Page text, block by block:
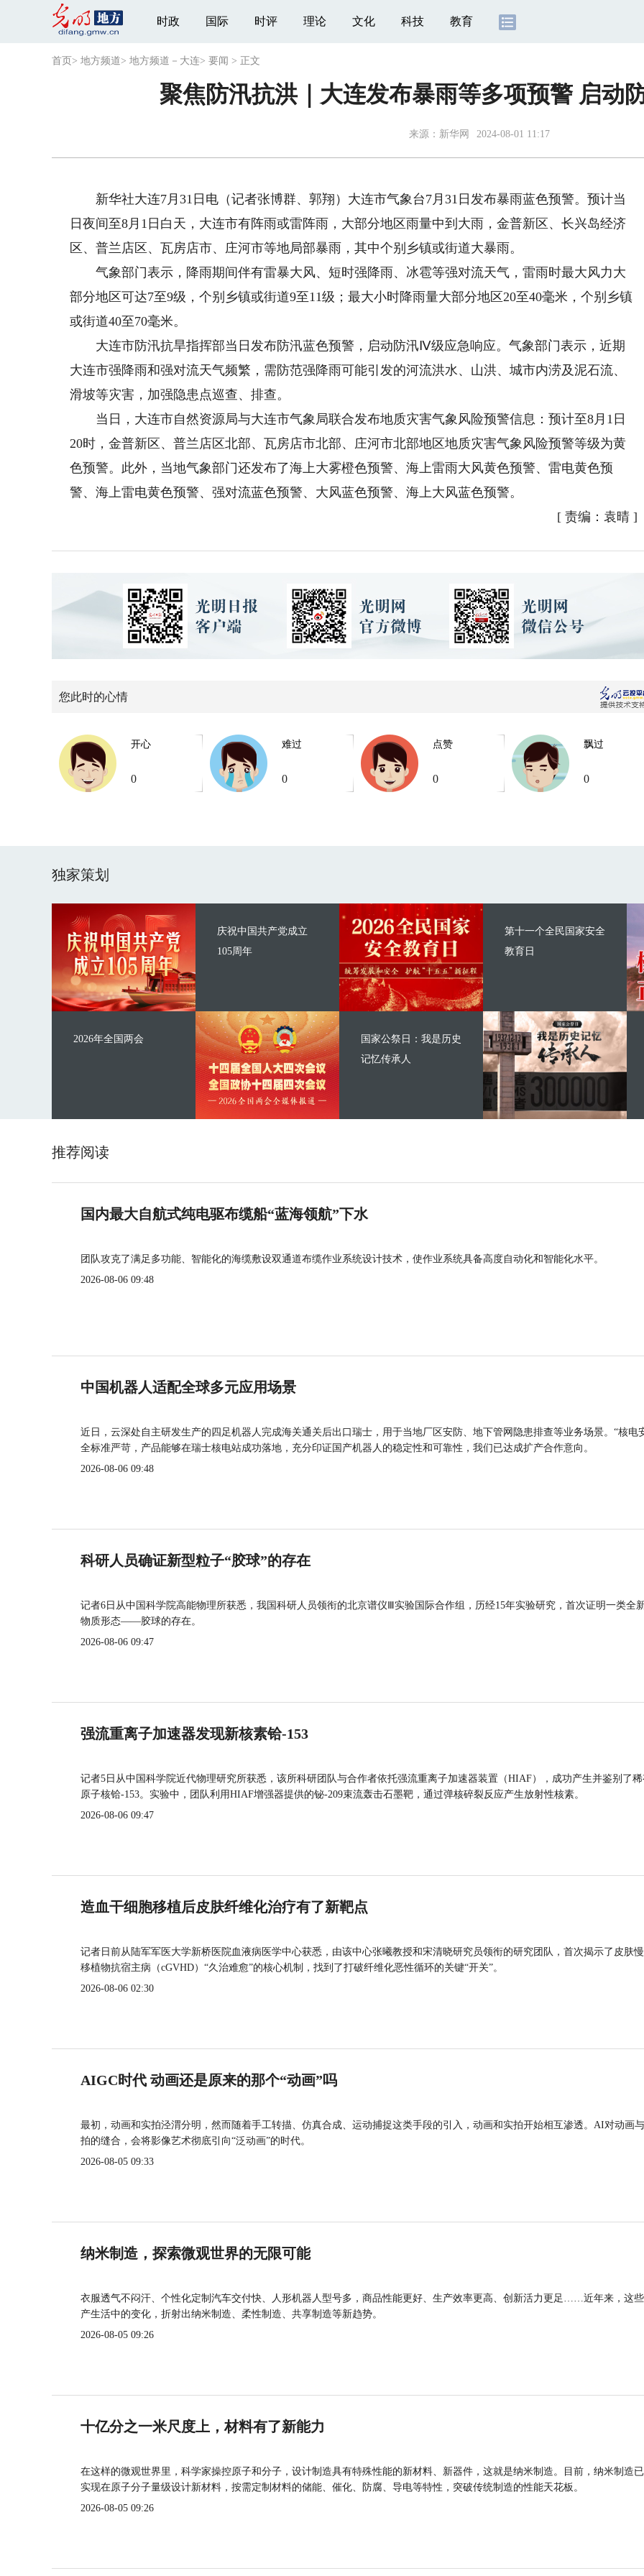
时政 国际 时评 理论 文化 科技 教育
首页 > 地方频道> 地方频道－大连> 要闻 > 正文
聚焦防汛抗洪｜大连发布暴雨等多项预警 启动
来源： 新华网 2024-08-01 11:17
新华社大连7月31日电（记者张博群、郭翔）大连市气象台7月31日发布暴雨蓝色预警。预计当
日夜间至8月1日白天，大连市有阵雨或雷阵雨，大部分地区雨量中到大雨，金普新区、长兴岛经济
区、普兰店区、瓦房店市、庄河市等地局部暴雨，其中个别乡镇或街道大暴雨。
气象部门表示，降雨期间伴有雷暴大风、短时强降雨、冰雹等强对流天气，雷雨时最大风力大
部分地区可达7至9级，个别乡镇或街道9至11级；最大小时降雨量大部分地区20至40毫米，个别乡镇
或街道40至70毫米。
大连市防汛抗旱指挥部当日发布防汛蓝色预警，启动防汛Ⅳ级应急响应。气象部门表示，近期
大连市强降雨和强对流天气频繁，需防范强降雨可能引发的河流洪水、山洪、城市内涝及泥石流、
滑坡等灾害，加强隐患点巡查、排查。
当日，大连市自然资源局与大连市气象局联合发布地质灾害气象风险预警信息：预计至8月1日
20时，金普新区、普兰店区北部、瓦房店市北部、庄河市北部地区地质灾害气象风险预警等级为黄
色预警。此外，当地气象部门还发布了海上大雾橙色预警、海上雷雨大风黄色预警、雷电黄色预
警、海上雷电黄色预警、强对流蓝色预警、大风蓝色预警、海上大风蓝色预警。
[ 责编：袁晴]
您此时的心情
开心
0
难过
0
点赞
0
飘过
0
独家策划
庆祝中国共产党成立
105周年
2026年全国两会
第十一个全民国家安全
教育日
国家公祭日：我是历史
记忆传承人
推荐阅读
国内最大自航式纯电驱布缆船“蓝海领航”下水
团队攻克了满足多功能、智能化的海缆敷设双通道布缆作业系统设计技术，使作业系统具备高度自动化和智能化水平。
2026-08-06 09:48
中国机器人适配全球多元应用场景
近日，云深处自主研发生产的四足机器人完成海关通关后出口瑞士，用于当地厂区安防、地下管网隐患排查等业务场景。“核电
全标准严苛，产品能够在瑞士核电站成功落地，充分印证国产机器人的稳定性和可靠性，我们已达成扩产合作意向。
2026-08-06 09:48
科研人员确证新型粒子“胶球”的存在
记者6日从中国科学院高能物理所获悉，我国科研人员领衔的北京谱仪Ⅲ实验国际合作组，历经15年实验研究，首次证明一类全
物质形态——胶球的存在。
2026-08-06 09:47
强流重离子加速器发现新核素铪-153
记者5日从中国科学院近代物理研究所获悉，该所科研团队与合作者依托强流重离子加速器装置（HIAF），成功产生并鉴别了
原子核铪-153。实验中，团队利用HIAF增强器提供的铋-209束流轰击石墨靶，通过弹核碎裂反应产生放射性核素。
2026-08-06 09:47
造血干细胞移植后皮肤纤维化治疗有了新靶点
记者日前从陆军军医大学新桥医院血液病医学中心获悉，由该中心张曦教授和宋清晓研究员领衔的研究团队，首次揭示了皮肤
移植物抗宿主病（cGVHD）“久治难愈”的核心机制，找到了打破纤维化恶性循环的关键“开关”。
2026-08-06 02:30
AIGC时代 动画还是原来的那个“动画”吗
最初，动画和实拍泾渭分明，然而随着手工转描、仿真合成、运动捕捉这类手段的引入，动画和实拍开始相互渗透。AI对动画
拍的缝合，会将影像艺术彻底引向“泛动画”的时代。
2026-08-05 09:33
纳米制造，探索微观世界的无限可能
衣服透气不闷汗、个性化定制汽车交付快、人形机器人型号多，商品性能更好、生产效率更高、创新活力更足……近年来，这
产生活中的变化，折射出纳米制造、柔性制造、共享制造等新趋势。
2026-08-05 09:26
十亿分之一米尺度上，材料有了新能力
在这样的微观世界里，科学家操控原子和分子，设计制造具有特殊性能的新材料、新器件，这就是纳米制造。目前，纳米制造
实现在原子分子量级设计新材料，按需定制材料的储能、催化、防腐、导电等特性，突破传统制造的性能天花板。
2026-08-05 09:26